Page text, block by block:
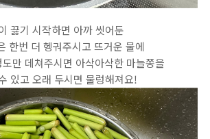
끓기 시작하면 아까 씻어둔
한번 더 헹궈주시고 뜨거운 물에
만 데쳐주시면 아삭아삭한 마늘쫑을
있고 오래 두시면 물렁해져요!